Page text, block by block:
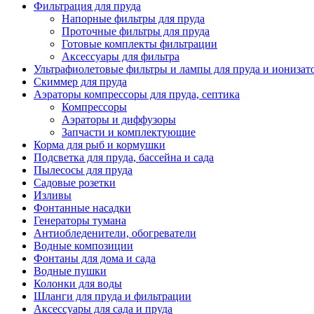
Фильтрация для пруда
Напорные фильтры для пруда
Проточные фильтры для пруда
Готовые комплекты фильтрации
Аксессуары для фильтра
Ультрафиолетовые фильтры и лампы для пруда и
Скиммер для пруда
Аэраторы компрессоры для пруда, септика
Компрессоры
Аэраторы и диффузоры
Запчасти и комплектующие
Корма для рыб и кормушки
Подсветка для пруда, бассейна и сада
Пылесосы для пруда
Садовые розетки
Изливы
Фонтанные насадки
Генераторы тумана
Антиобледенители, обогреватели
Водные композиции
Фонтаны для дома и сада
Водные пушки
Колонки для воды
Шланги для пруда и фильтрации
Аксессуары для сада и пруда